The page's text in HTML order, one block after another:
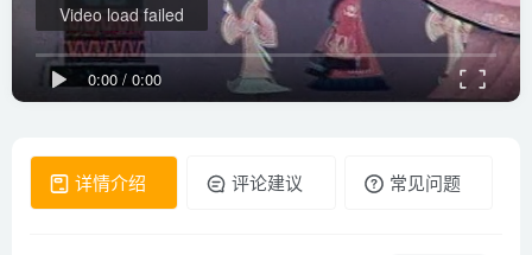
0:00 / 0:00
Video load failed
详情介绍 评论建议 常见问题